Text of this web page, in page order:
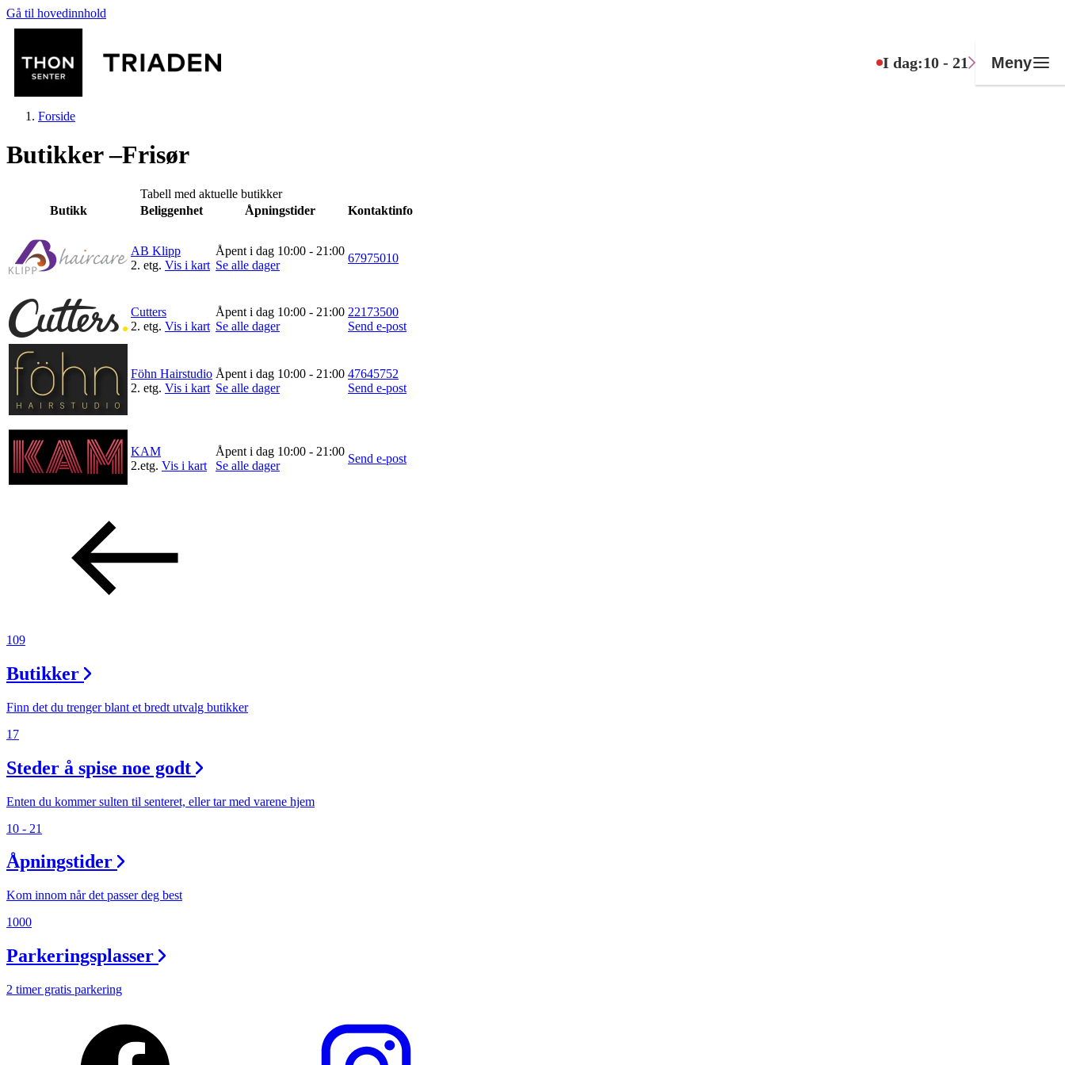
Gå til hovedinnhold
I dag:10 - 21 Meny
Butikker
Helse
Aktiviteter
Tilbud
Inspirasjon
Søk
Praktisk informasjon
Forside
Butikker –Frisør
Tabell med aktuelle butikker
Butikk
Beliggenhet Åpningstider Kontaktinfo
AB Klipp
2. etg. Vis i kart
Åpent i dag 10:00 - 21:00
Se alle dager
67975010
Cutters
2. etg. Vis i kart
Åpent i dag 10:00 - 21:00
Se alle dager
22173500
Send e-post
Föhn Hairstudio
2. etg. Vis i kart
Åpent i dag 10:00 - 21:00
Se alle dager
47645752
Send e-post
KAM
2.etg. Vis i kart
Åpent i dag 10:00 - 21:00
Se alle dager
Send e-post
109
Butikker
Finn det du trenger blant et bredt utvalg butikker
17
Steder å spise noe godt
Enten du kommer sulten til senteret, eller tar med varene hjem
10 - 21
Åpningstider
Kom innom når det passer deg best
1000
Parkeringsplasser
2 timer gratis parkering